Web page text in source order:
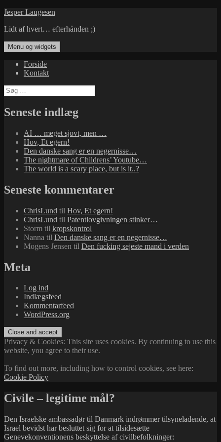
Hop
indhold
Jesper Laugesen
Lidt af hvert… efterhånden ;)
Menu og widgets
Forside
Kontakt
Søg
efter:
Seneste indlæg
AI … meget sjovt, men …
Hov, Et egern!
Den danske sang er en negernisse…
The nightmare of Childrens’ Youtube…
The world is a scary place, but is it..?
Seneste kommentarer
ChrisLund til Hov, Et egern!
ChrisLund til Patentlovgivningen stinker…
Storm til kropskontrol
Nanna til Den danske sang er en negernisse…
Mogens Jensen til Den fucking sejeste mand i verden
Meta
Log ind
Indlægsfeed
Kommentarfeed
WordPress.org
Privacy & Cookies: This site uses cookies. By continuing to use this
website, you agree to their use.
To find out more, including how to control cookies, see here:
Cookie Policy
Civile – legitime mål?
Den Israelske ambassadør til Danmark indrømmer tilsyneladende, at
Israel bevidst har besluttet sig for at tilsidesætte
Genevekonventionens beskyttelse af civilbefolkninger: